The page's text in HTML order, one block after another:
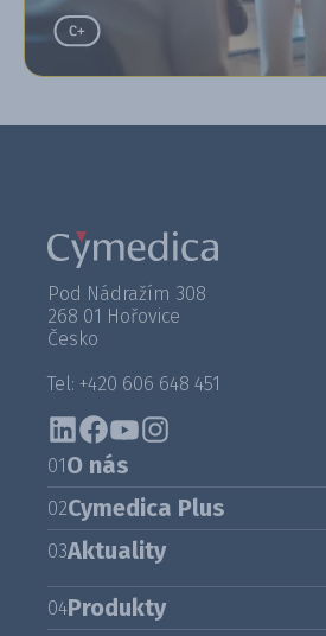
Pod Nádražím 308
268 01 Hořovice
Česko
Tel: +420 606 648 451
01O nás
02Cymedica Plus
03Aktuality
04Produkty